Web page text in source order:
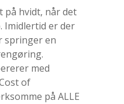
på hvidt, når det
Imidlertid er der
springer en
med
of
på ALLE